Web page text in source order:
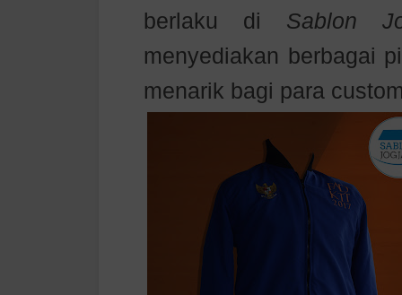
berlaku di Sablon
menyediakan berbagai
menarik bagi para